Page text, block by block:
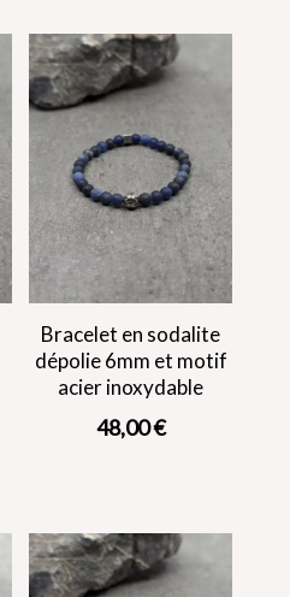
Bracelet en sodalite
dépolie 6mm et motif
acier inoxydable
48,00€